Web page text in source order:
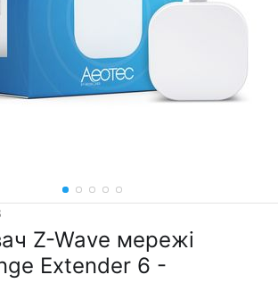
Z-Wave мережі
Extender 6 -